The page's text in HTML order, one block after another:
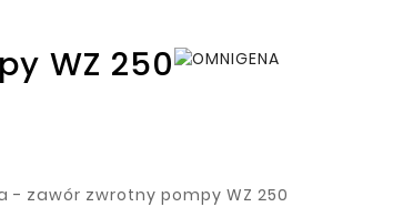
WZ 250
zawór zwrotny pompy WZ 250